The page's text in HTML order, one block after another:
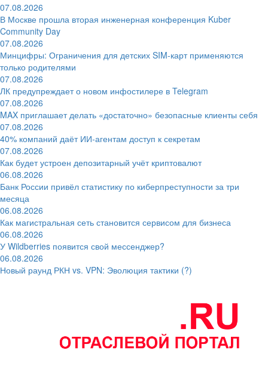
07.08.2026
В Москве прошла вторая инженерная конференция Kuber
Community Day
07.08.2026
Минцифры: Ограничения для детских SIM-карт применяются
только родителями
07.08.2026
ЛК предупреждает о новом инфостилере в Telegram
07.08.2026
MAX приглашает делать «достаточно» безопасные клиенты себя
07.08.2026
40% компаний даёт ИИ‑агентам доступ к секретам
07.08.2026
Как будет устроен депозитарный учёт криптовалют
06.08.2026
Банк России привёл статистику по киберпреступности за три
месяца
06.08.2026
Как магистральная сеть становится сервисом для бизнеса
06.08.2026
У Wildberries появится свой мессенджер?
06.08.2026
Новый раунд РКН vs. VPN: Эволюция тактики (?)